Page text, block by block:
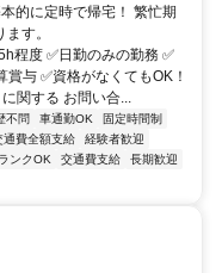
的に定時で帰宅！ 繁忙期
す。
程度 ✅日勤のみの勤務 ✅
与 ✅資格がなくてもOK！
関する お問い合...
不問 車通勤OK
固定時間制
通費全額支給
経験者歓迎
ンクOK 交通費支給
長期歓迎